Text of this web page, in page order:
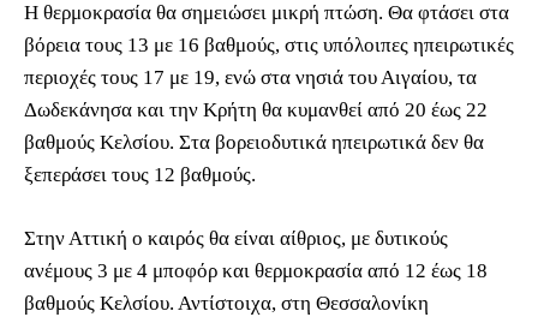
Η θερμοκρασία θα σημειώσει μικρή πτώση. Θα φτάσει στα
βόρεια τους 13 με 16 βαθμούς, στις υπόλοιπες ηπειρωτικές
περιοχές τους 17 με 19, ενώ στα νησιά του Αιγαίου, τα
Δωδεκάνησα και την Κρήτη θα κυμανθεί από 20 έως 22
βαθμούς Κελσίου. Στα βορειοδυτικά ηπειρωτικά δεν θα
ξεπεράσει τους 12 βαθμούς.
Στην Αττική ο καιρός θα είναι αίθριος, με δυτικούς
ανέμους 3 με 4 μποφόρ και θερμοκρασία από 12 έως 18
βαθμούς Κελσίου. Αντίστοιχα, στη Θεσσαλονίκη